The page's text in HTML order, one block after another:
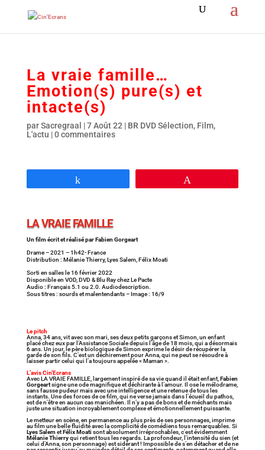
La vraie famille…
Emotion(s) pure(s) et
intacte(s)
parSacregraal |7 Août 22 | BR DVD Sélection, Film,
L'actu |0 commentaires
LA VRAIE FAMILLE
Un film écrit et réalisé par Fabien Gorgeart
Drame – 2021 – 1h42- France
Distribution : Mélanie Thierry, Lyes Salem, Félix Moati
Sorti en salles le 16 février 2022
Disponible en VOD, DVD & Blu Ray chez Le Pacte
Audio : Français 5.1 ou 2.0. Audiodescription.
Sous titres : sourds et malentendants – Image : 16/9
Le pitch
Anna, 34 ans, vit avec son mari, ses deux petits garçons et Simon, un enfant
placé chez eux par l’Assistance Sociale depuis l’âge de 18 mois, qui a désormais
6 ans. Un jour, le père biologique de Simon exprime le désir de récupérer la
garde de son fils. C’est un déchirement pour Anna, qui ne peut se résoudre à
laisser partir celui qui l’a toujours appelée « Maman ».
L’avis Cin’Ecrans
Avec LA VRAIE FAMILLE, largement inspiré de sa vie quand il était enfant, Fabien
Gorgeartsigne une ode magnifique et déchirante à l’amour. Il ose le mélodrame,
sans fausse pudeur mais avec une intelligence et une retenue de tous les
instants. Une des forces de ce film, qui ne verse jamais dans l’écueil du pathos,
est de n’être en aucun cas manichéen. Il n’y a pas de bons et de méchants mais
juste une situation incroyablement complexe et émotionnellement puissante.
Le metteur en scène, en permanence au plus près de ses personnages, imprime
au film une belle fluidité avec la complicité de comédiens tous remarquables. Si
Lyes SalemetFélix Moati sont absolument irréprochables, c’est évidemment
Mélanie Thierryqui retient tous les regards. La profondeur, l’intensité du sien (et
celui d’Anna, son personnage) est sidérant ! Impossible de s’en détacher et de ne